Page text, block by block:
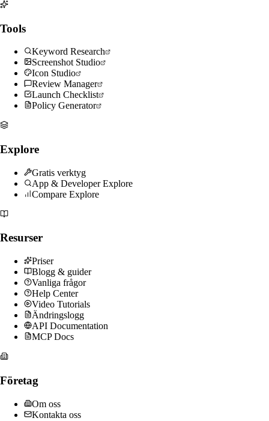
Tools
Keyword Research
Screenshot Studio
Icon Studio
Review Manager
Launch Checklist
Policy Generator
Explore
Gratis verktyg
App & Developer Explore
Compare Explore
Resurser
Priser
Blogg & guider
Vanliga frågor
Help Center
Video Tutorials
Ändringslogg
API Documentation
MCP Docs
Företag
Om oss
Kontakta oss